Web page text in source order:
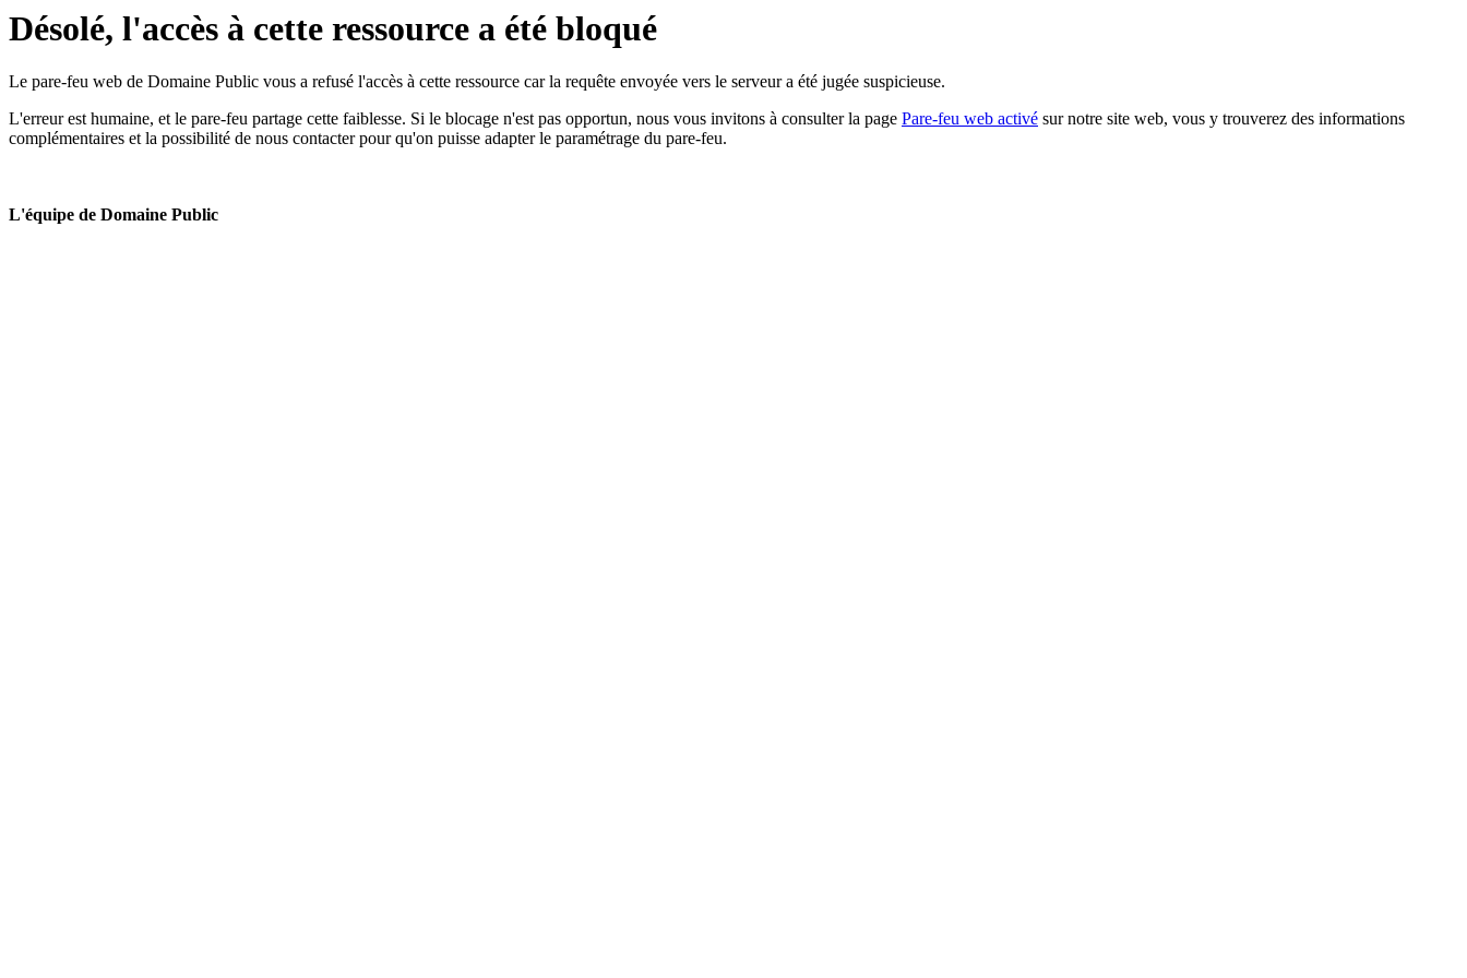
Désolé, l'accès à cette ressource a été bloqué
Le pare-feu web de Domaine Public vous a refusé l'accès à cette ressource car la requête envoyée vers le serveur a été jugée suspicieuse.
L'erreur est humaine, et le pare-feu partage cette faiblesse. Si le blocage n'est pas opportun, nous vous invitons à consulter la page Pare-feu web activé sur notre site web, vous y trouverez des informations
complémentaires et la possibilité de nous contacter pour qu'on puisse adapter le paramétrage du pare-feu.
L'équipe de Domaine Public